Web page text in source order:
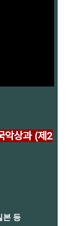
악상과 (제2
본 등